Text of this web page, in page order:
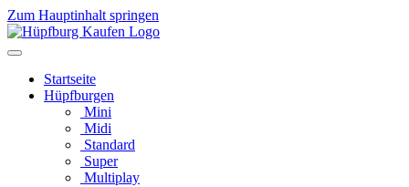
Zum Hauptinhalt springen
Startseite
Hüpfburgen
Mini
Midi
Standard
Super
Multiplay